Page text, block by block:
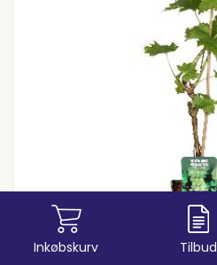
Inkøbskurv Tilbud